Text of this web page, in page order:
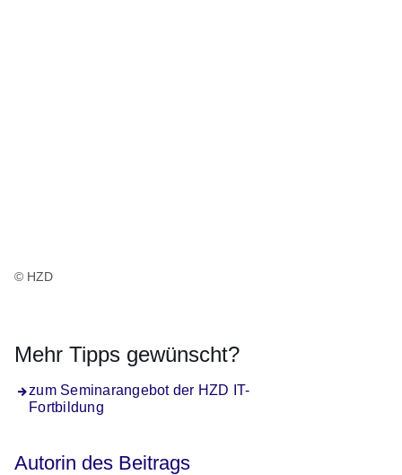
© HZD
Mehr Tipps gewünscht?
zum Seminarangebot der HZD IT-
Fortbildung
Autorin des Beitrags